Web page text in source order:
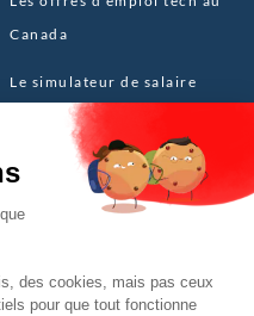
Canada
Le simulateur de salaire
tech Canada
Le template CV tech
Ils parlent de nous